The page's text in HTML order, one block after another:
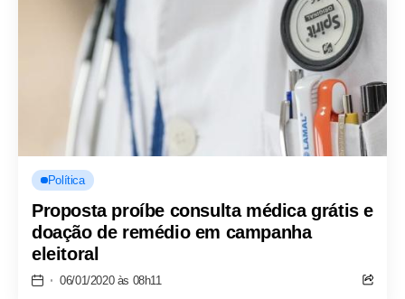
Política
Proposta proíbe consulta médica grátis e
doação de remédio em campanha
eleitoral
06/01/2020 às 08h11